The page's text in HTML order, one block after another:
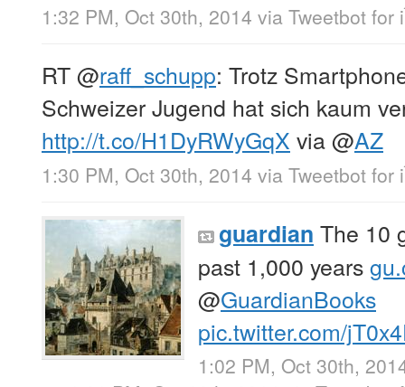
1:32 PM, Oct 30th, 2014 via Tweetbot for
RT@raff_schupp: Trotz
Schweizer Jugend hat sich kaum
http://t.co/H1DyRWyGqX via@AZ
1:30 PM, Oct 30th, 2014 via Tweetbot for
guardian The 10
past 1,000 years
@GuardianBooks
pic.twitter.com/
1:02 PM, Oct 30th,